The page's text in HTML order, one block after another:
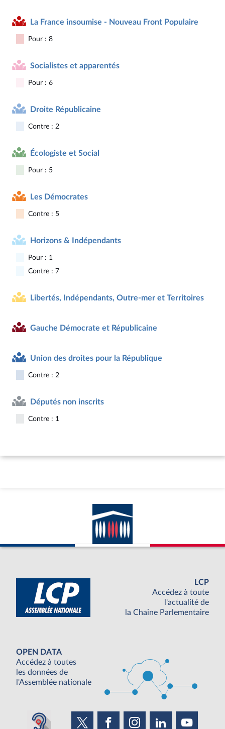
La France insoumise - Nouveau Front Populaire
Pour : 8
Socialistes et apparentés
Pour : 6
Droite Républicaine
Contre : 2
Écologiste et Social
Pour : 5
Les Démocrates
Contre : 5
Horizons & Indépendants
Pour : 1
Contre : 7
Libertés, Indépendants, Outre-mer et Territoires
Gauche Démocrate et Républicaine
Union des droites pour la République
Contre : 2
Députés non inscrits
Contre : 1
LCP
Accédez à toute
l'actualité de
la Chaine Parlementaire
OPEN DATA
Accédez à toutes
les données de
l'Assemblée nationale